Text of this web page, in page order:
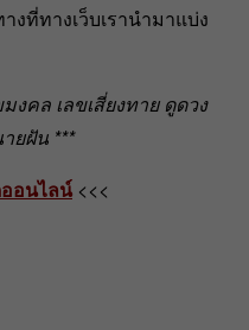
ที่ทางเว็บเรานำมาแบ่ง
งคล เลขเสี่ยงทาย ดูดวง
ยฝัน ***
ออนไลน์ <<<